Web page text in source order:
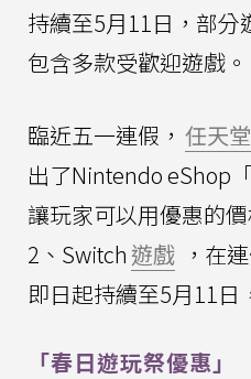
持續至5月11日，部分
包含多款受歡迎遊戲。
臨近五一連假， 任天堂
出了Nintendo eShop
讓玩家可以用優惠的
2、Switch 遊戲 ，在
即日起持續至5月11日
「春日遊玩祭優惠」